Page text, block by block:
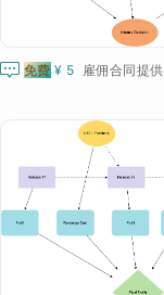
 免费 ¥ 5 雇佣合同提供